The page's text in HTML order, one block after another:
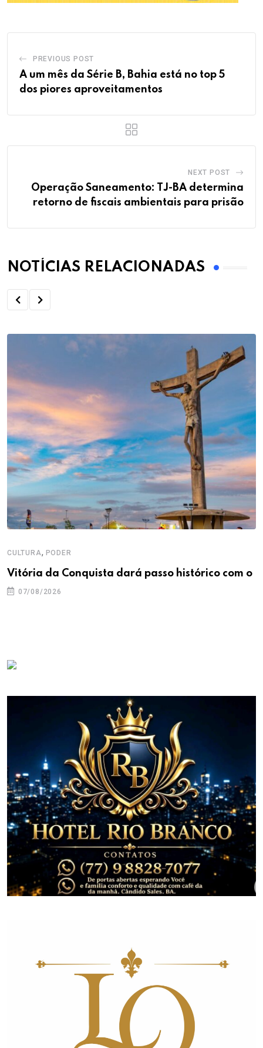
PREVIOUS POST
A um mês da Série B, Bahia está no top 5
dos piores aproveitamentos
NEXT POST
Operação Saneamento: TJ-BA determina
retorno de fiscais ambientais para prisão
NOTÍCIAS RELACIONADAS
CULTURA, PODER
Vitória da Conquista dará passo histórico com o
07/08/2026